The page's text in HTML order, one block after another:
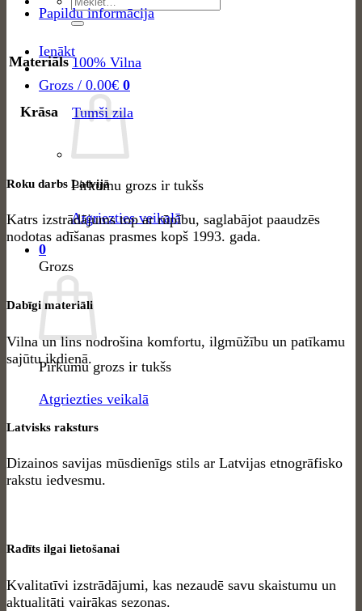
Ienākt
Grozs / 0.00€ 0
Pirkumu grozs ir tukšs
Atgriezties veikalā
0
Grozs
Pirkumu grozs ir tukšs
Atgriezties veikalā
-
apavu
izmērs
quantity
Papildu informācija
Materiāls 100% Vilna
Krāsa Tumši zila
Roku darbs Latvijā
Katrs izstrādājums top ar rūpību, saglabājot paaudzēs
nodotas adīšanas prasmes kopš 1993. gada.
Dabīgi materiāli
Vilna un lins nodrošina komfortu, ilgmūžību un patīkamu
sajūtu ikdienā.
Latvisks raksturs
Dizainos savijas mūsdienīgs stils ar Latvijas etnogrāfisko
rakstu iedvesmu.
Radīts ilgai lietošanai
Kvalitatīvi izstrādājumi, kas nezaudē savu skaistumu un
aktualitāti vairākas sezonas.